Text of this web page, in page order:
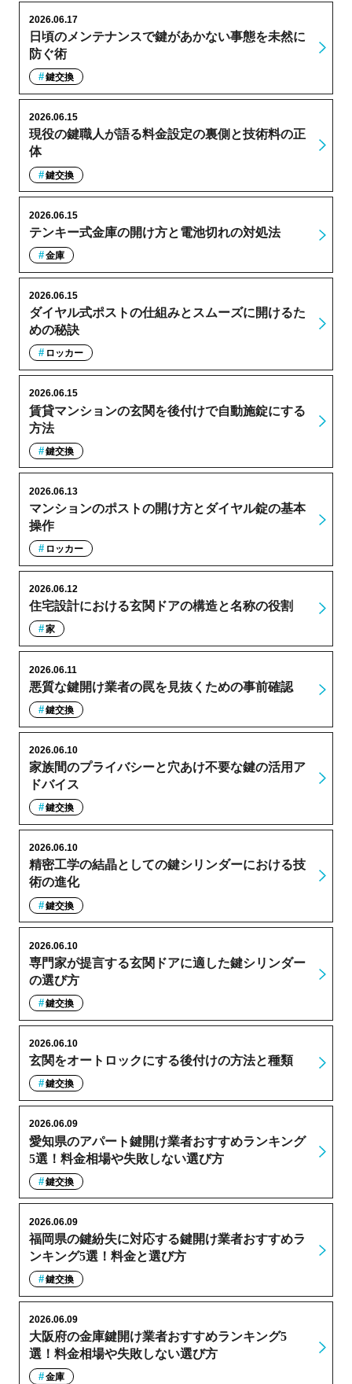
日頃のメンテナンスで鍵があかない事態を未然に
防ぐ術
2026.06.17
鍵交換
現役の鍵職人が語る料金設定の裏側と技術料の正
体
2026.06.15
鍵交換
テンキー式金庫の開け方と電池切れの対処法
2026.06.15
金庫
ダイヤル式ポストの仕組みとスムーズに開けるた
めの秘訣
2026.06.15
ロッカー
賃貸マンションの玄関を後付けで自動施錠にする
方法
2026.06.15
鍵交換
マンションのポストの開け方とダイヤル錠の基本
操作
2026.06.13
ロッカー
住宅設計における玄関ドアの構造と名称の役割
2026.06.12
家
悪質な鍵開け業者の罠を見抜くための事前確認
2026.06.11
鍵交換
家族間のプライバシーと穴あけ不要な鍵の活用ア
ドバイス
2026.06.10
鍵交換
精密工学の結晶としての鍵シリンダーにおける技
術の進化
2026.06.10
鍵交換
専門家が提言する玄関ドアに適した鍵シリンダー
の選び方
2026.06.10
鍵交換
玄関をオートロックにする後付けの方法と種類
2026.06.10
鍵交換
愛知県のアパート鍵開け業者おすすめランキング
5選！料金相場や失敗しない選び方
2026.06.09
鍵交換
福岡県の鍵紛失に対応する鍵開け業者おすすめラ
ンキング5選！料金と選び方
2026.06.09
鍵交換
大阪府の金庫鍵開け業者おすすめランキング5
選！料金相場や失敗しない選び方
2026.06.09
金庫